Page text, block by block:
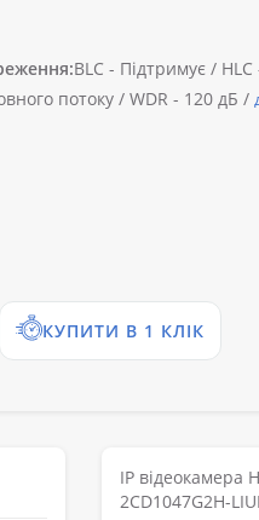
BLC - Підтримує / HLC
потоку / WDR - 120 дБ /
КУПИТИ В 1 КЛІК
IP відеокамера
2CD1047G2H-